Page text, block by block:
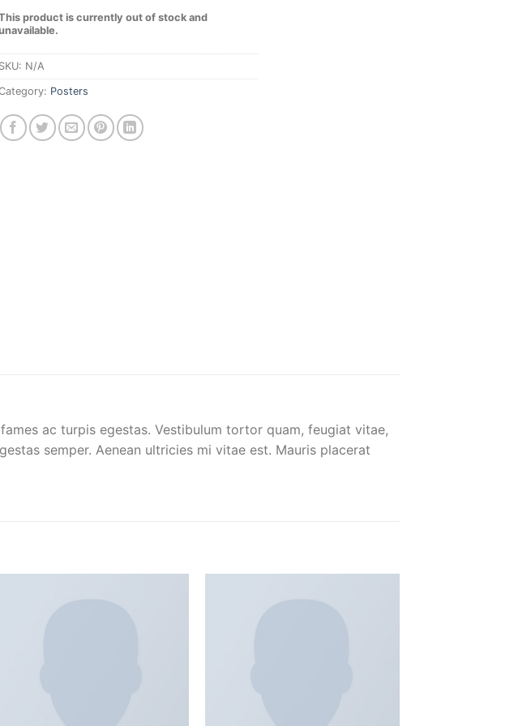
product is currently out of stock and
SKU: N/A
Posters
ac turpis egestas. Vestibulum tortor quam, feugiat vitae,
semper. Aenean ultricies mi vitae est. Mauris placerat